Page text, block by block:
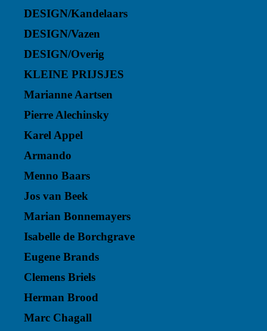
DESIGN/Kandelaars
DESIGN/Vazen
DESIGN/Overig
KLEINE PRIJSJES
Marianne Aartsen
Pierre Alechinsky
Karel Appel
Armando
Menno Baars
Jos van Beek
Marian Bonnemayers
Isabelle de Borchgrave
Eugene Brands
Clemens Briels
Herman Brood
Marc Chagall